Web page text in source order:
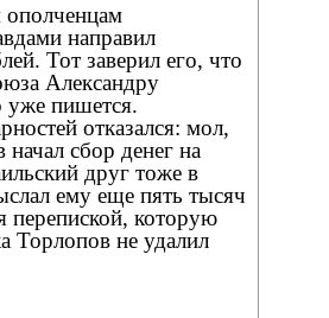
направил
Тот заверил его, что
Александру
уже пишется.
отказался: мол,
сбор денег на
друг тоже в
ему еще пять тысяч
перепиской, которую
Торлопов не удалил